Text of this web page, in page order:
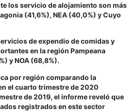
los servicio de alojamiento son más
(41,6%), NEA (40,0%) y Cuyo
de expendio de comidas y
en la región Pampeana
y NOA (68,8%).
por región comparando la
el cuarto trimestre de 2020
de 2019, el informe reveló que
registrados en este sector